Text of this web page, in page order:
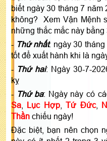
biết ngày 30 tháng 7 năm
không? Xem Vận Mệnh
những thắc mắc này bằng
- Thứ nhất: ngày 30
tốt để xuất hành khi là
- Thứ hai: Ngày 30-7-
kỵ
- Thứ ba: Ngày này có
Sa
Lục Hợp, Tứ Đức,
Thần chiếu ngày!
Đặc biệt, bạn nên chọn